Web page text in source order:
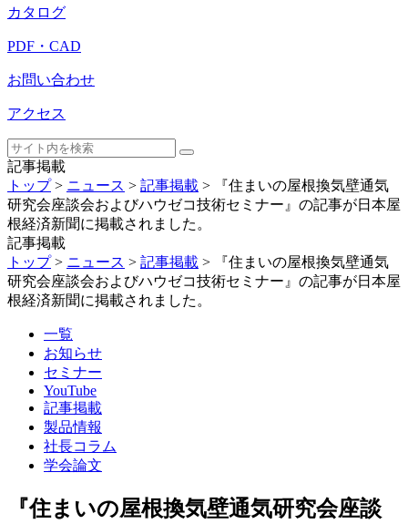
カタログ
PDF・CAD
お問い合わせ
アクセス
記事掲載
トップ> ニュース > 記事掲載 >
『住まいの屋根換気壁通気
研究会座談会およびハウゼコ技術セミナー』の記事が日本屋
根経済新聞に掲載されました。
記事掲載
トップ> ニュース > 記事掲載 >
『住まいの屋根換気壁通気
研究会座談会およびハウゼコ技術セミナー』の記事が日本屋
根経済新聞に掲載されました。
一覧
お知らせ
セミナー
YouTube
記事掲載
製品情報
社長コラム
学会論文
『住まいの屋根換気壁通気研究会座談